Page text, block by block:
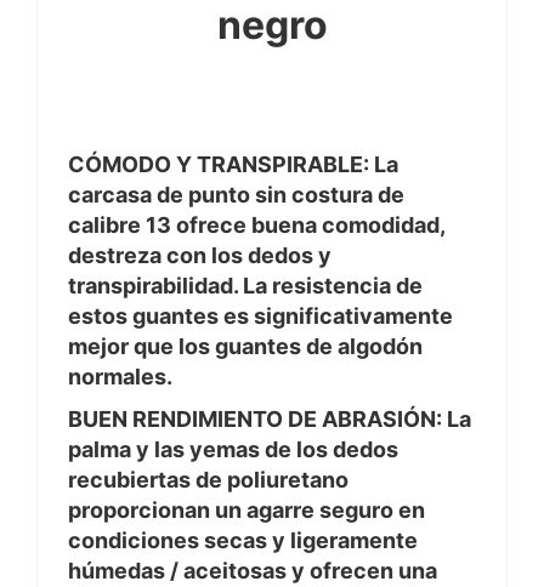
negro
CÓMODO Y TRANSPIRABLE: La
carcasa de punto sin costura de
calibre 13 ofrece buena comodidad,
destreza con los dedos y
transpirabilidad. La resistencia de
estos guantes es significativamente
mejor que los guantes de algodón
normales.
BUEN RENDIMIENTO DE ABRASIÓN: La
palma y las yemas de los dedos
recubiertas de poliuretano
proporcionan un agarre seguro en
condiciones secas y ligeramente
húmedas / aceitosas y ofrecen una